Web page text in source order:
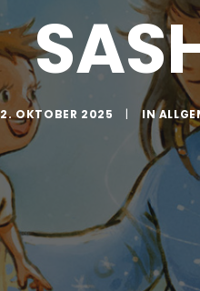
2. OKTOBER 2025 | IN